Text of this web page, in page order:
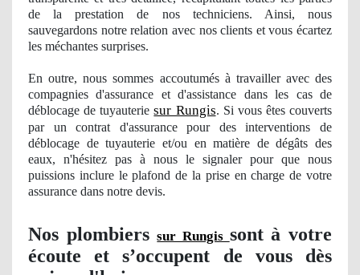
de la prestation de nos techniciens. Ainsi, nous
sauvegardons notre relation avec nos clients et vous écartez
les méchantes surprises.
En outre, nous sommes accoutumés à travailler avec des
compagnies d'assurance et d'assistance dans les cas de
déblocage de tuyauteriesur Rungis. Si vous êtes couverts
par un contrat d'assurance pour des interventions de
déblocage de tuyauterie et/ou en matière de dégâts des
eaux, n'hésitez pas à nous le signaler pour que nous
puissions inclure le plafond de la prise en charge de votre
assurance dans notre devis.
Nos plombierssur Rungis sont à votre
écoute et s’occupent de vous dès